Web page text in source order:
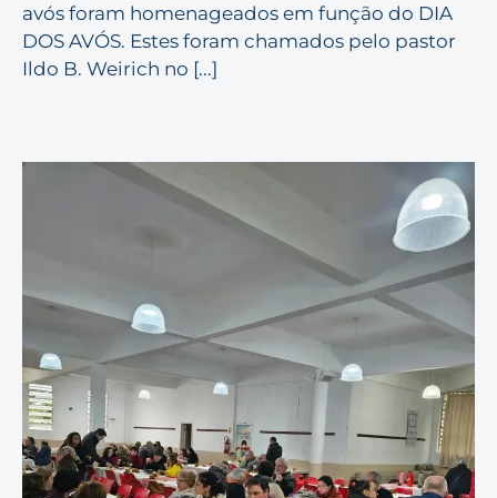
avós foram homenageados em função do DIA
DOS AVÓS. Estes foram chamados pelo pastor
Ildo B. Weirich no [...]